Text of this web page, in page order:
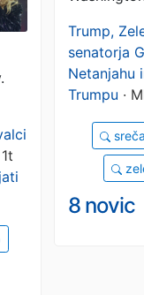
Trump,
senatorja
Netanjahu
Trumpu ·
8 novic